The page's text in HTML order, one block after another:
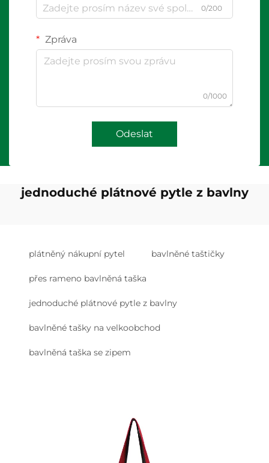
0/200
Zpráva
0/1000
Odeslat
jednoduché plátnové pytle z bavlny
plátněný nákupní pytel bavlněné taštičky
přes rameno bavlněná taška
jednoduché plátnové pytle z bavlny
bavlněné tašky na velkoobchod
bavlněná taška se zipem